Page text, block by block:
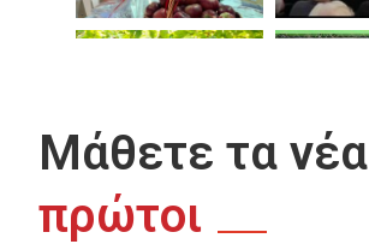
Μάθετε τα νέα
πρώτοι